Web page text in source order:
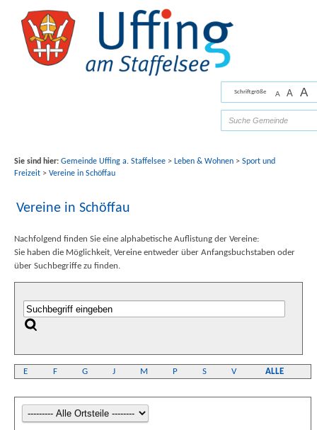
Schriftgröße A A A
Florian Werner
Sie sind hier: Gemeinde Uffing a. Staffelsee> Leben & Wohnen> Sport und
Freizeit> Vereine in Schöffau
Vereine in Schöffau
Nachfolgend finden Sie eine alphabetische Auflistung der Vereine:
Sie haben die Möglichkeit, Vereine entweder über Anfangsbuchstaben oder
über Suchbegriffe zu finden.
E F G J M P S V ALLE